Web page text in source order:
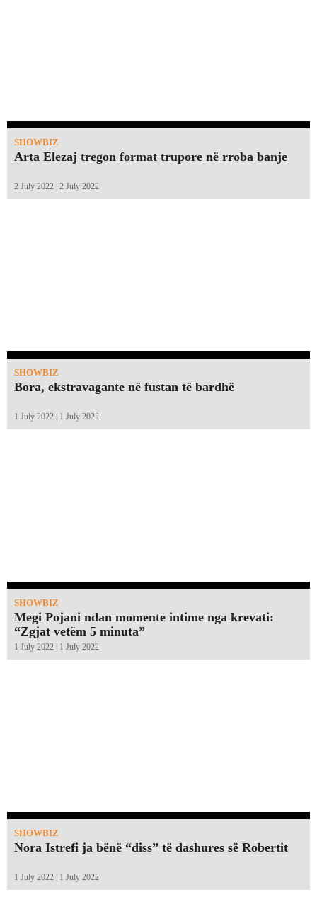
SHOWBIZ
Arta Elezaj tregon format trupore në rroba banje
2 July 2022 | 2 July 2022
SHOWBIZ
Bora, ekstravagante në fustan të bardhë
1 July 2022 | 1 July 2022
SHOWBIZ
Megi Pojani ndan momente intime nga krevati:
“Zgjat vetëm 5 minuta”￼
1 July 2022 | 1 July 2022
SHOWBIZ
Nora Istrefi ja bënë “diss” të dashures së Robertit
1 July 2022 | 1 July 2022